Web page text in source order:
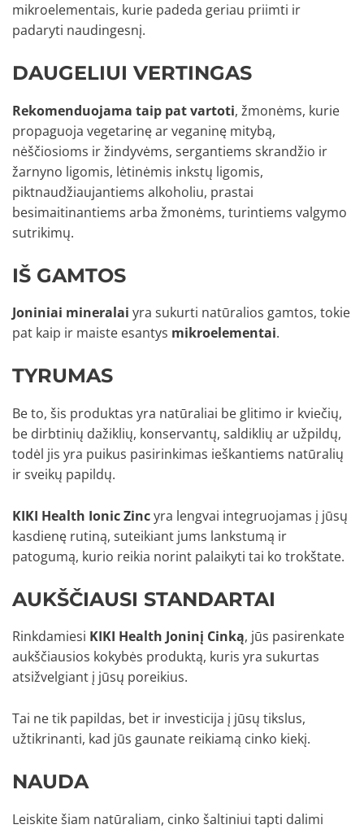
mikroelementais, kurie padeda geriau priimti ir
padaryti naudingesnį.
DAUGELIUI VERTINGAS
Rekomenduojama taip pat vartoti, žmonėms, kurie
propaguoja vegetarinę ar veganinę mitybą,
nėščiosioms ir žindyvėms, sergantiems skrandžio ir
žarnyno ligomis, lėtinėmis inkstų ligomis,
piktnaudžiaujantiems alkoholiu, prastai
besimaitinantiems arba žmonėms, turintiems valgymo
sutrikimų.
IŠ GAMTOS
Joniniai mineralai yra sukurti natūralios gamtos, tokie
pat kaip ir maiste esantys mikroelementai.
TYRUMAS
Be to, šis produktas yra natūraliai be glitimo ir kviečių,
be dirbtinių dažiklių, konservantų, saldiklių ar užpildų,
todėl jis yra puikus pasirinkimas ieškantiems natūralių
ir sveikų papildų.
KIKI Health Ionic Zincyra lengvai integruojamas į jūsų
kasdienę rutiną, suteikiant jums lankstumą ir
patogumą, kurio reikia norint palaikyti tai ko trokštate.
AUKŠČIAUSI STANDARTAI
Rinkdamiesi KIKI Health Joninį Cinką, jūs pasirenkate
aukščiausios kokybės produktą, kuris yra sukurtas
atsižvelgiant į jūsų poreikius.
Tai ne tik papildas, bet ir investicija į jūsų tikslus,
užtikrinanti, kad jūs gaunate reikiamą cinko kiekį.
NAUDA
Leiskite šiam natūraliam, cinko šaltiniui tapti dalimi